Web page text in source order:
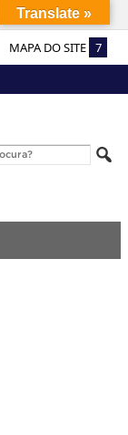
MAPA DO SITE 7
Translate »